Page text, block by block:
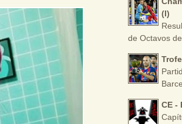
(I)
de Octavos
CE -